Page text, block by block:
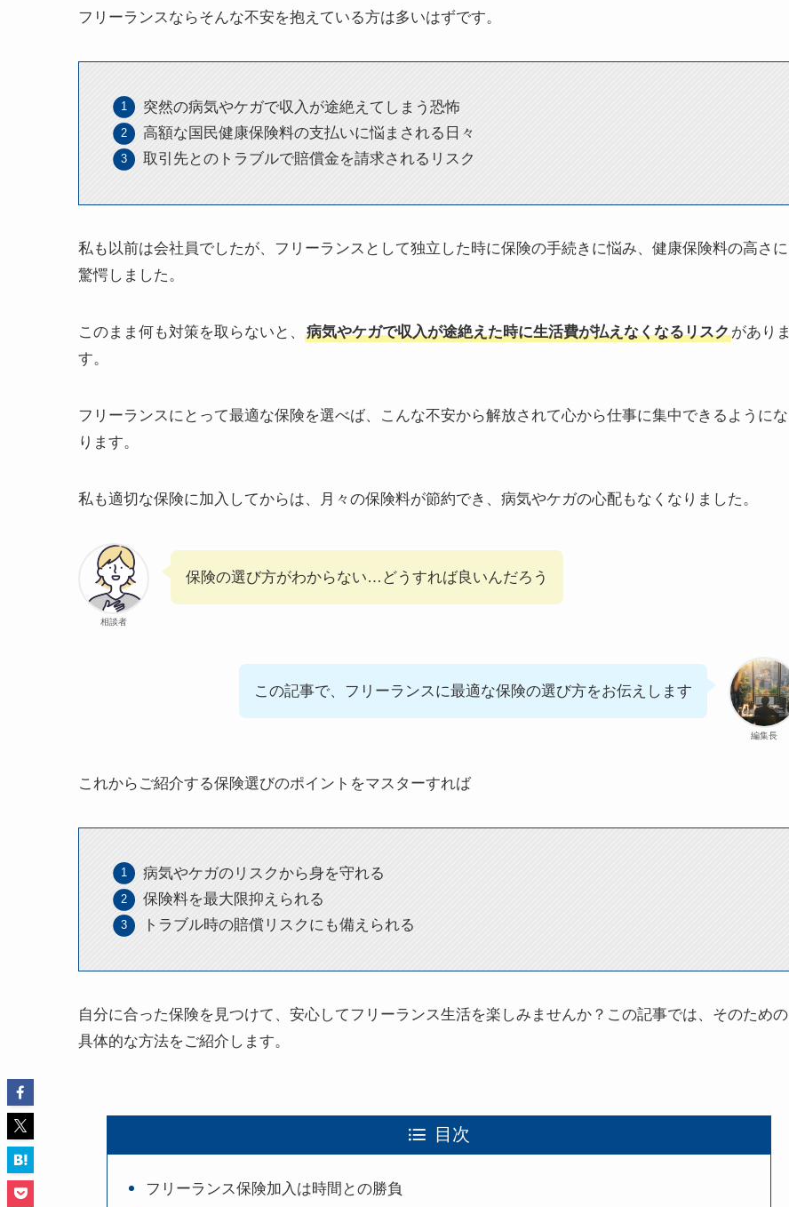
フリーランスならそんな不安を抱えている方は多いはずです。
突然の病気やケガで収入が途絶えてしまう恐怖
高額な国民健康保険料の支払いに悩まされる日々
取引先とのトラブルで賠償金を請求されるリスク
私も以前は会社員でしたが、フリーランスとして独立した時に保険の手続きに悩み、健康保険料の高さに
驚愕しました。
このまま何も対策を取らないと、 病気やケガで収入が途絶えた時に生活費が払えなくなるリスクがありま
す。
フリーランスにとって最適な保険を選べば、こんな不安から解放されて心から仕事に集中できるようにな
ります。
私も適切な保険に加入してからは、月々の保険料が節約でき、病気やケガの心配もなくなりました。
相談者
保険の選び方がわからない…どうすれば良いんだろう
編集長
この記事で、フリーランスに最適な保険の選び方をお伝えします
これからご紹介する保険選びのポイントをマスターすれば
病気やケガのリスクから身を守れる
保険料を最大限抑えられる
トラブル時の賠償リスクにも備えられる
自分に合った保険を見つけて、安心してフリーランス生活を楽しみませんか？この記事では、そのための
具体的な方法をご紹介します。
目次
フリーランス保険加入は時間との勝負